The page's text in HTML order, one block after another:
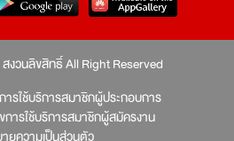
งวนลิขสิทธิ์ All Right Reserved
ารใช้บริการสมาชิกผู้ประกอบการ
การใช้บริการสมาชิกผู้สมัครงาน